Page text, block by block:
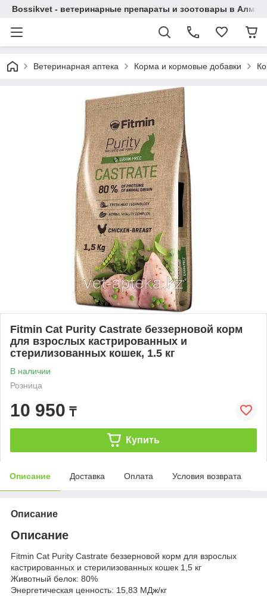
Bossikvet - ветеринарные препараты и зоотовары в
Ветеринарная аптека Корма и кормовые добавки
Fitmin Cat Purity Castrate беззерновой корм
для взрослых кастрированных и
стерилизованных кошек, 1.5 кг
В наличии
Розница
10 950 ₸
Купить
Описание Доставка Оплата Условия возврата
Описание
Описание
Fitmin Cat Purity Castrate беззерновой корм для взрослых
кастрированных и стерилизованных кошек 1,5 кг
Животный белок: 80%
Энергетическая ценность: 15,83 МДж/кг